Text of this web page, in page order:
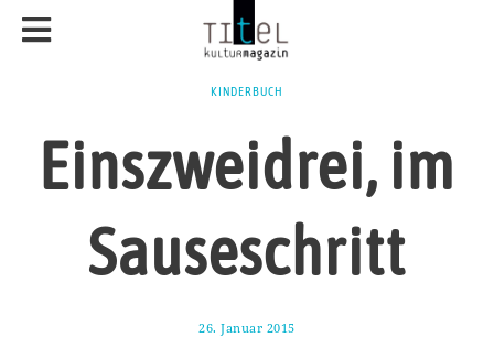
KINDERBUCH
Einszweidrei, im
Sauseschritt
26. Januar 2015